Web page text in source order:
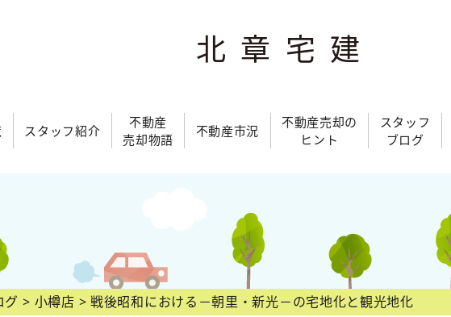
北章宅建
スタッフ紹介
不動産
売却物語
不動産市況
不動産売却の
ヒント
スタッフ
ブログ
グ 小樽店 戦後昭和における－朝里・新光－の宅地化と観光地化